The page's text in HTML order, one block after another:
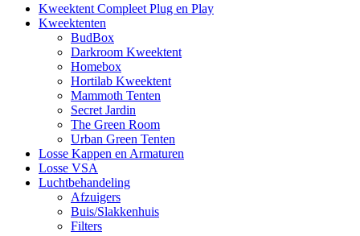
Kweektent Compleet Plug en Play
Kweektenten
BudBox
Darkroom Kweektent
Homebox
Hortilab Kweektent
Mammoth Tenten
Secret Jardin
The Green Room
Urban Green Tenten
Losse Kappen en Armaturen
Losse VSA
Luchtbehandeling
Afzuigers
Buis/Slakkenhuis
Filters